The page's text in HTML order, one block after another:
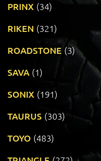
PRINX (34)
RIKEN (321)
ROADSTONE (3)
SAVA (1)
SONIX (191)
TAURUS (303)
TOYO (483)